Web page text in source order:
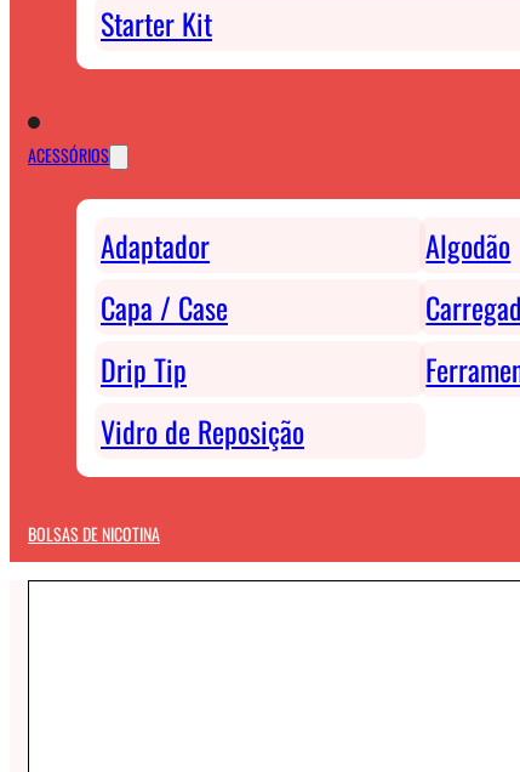
Starter Kit
ACESSÓRIOS
Adaptador Algodão
Capa / Case
Drip Tip
Vidro de Reposição
BOLSAS DE NICOTINA